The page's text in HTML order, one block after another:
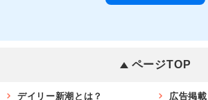
ページTOP
デイリー新潮とは？ 広告掲載